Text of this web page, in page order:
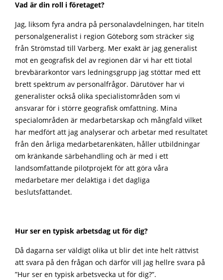
Vad är din roll i företaget?
Jag, liksom fyra andra på personalavdelningen, har titeln
personalgeneralist i region Göteborg som sträcker sig
från Strömstad till Varberg. Mer exakt är jag generalist
mot en geografisk del av regionen där vi har ett tiotal
brevbärarkontor vars ledningsgrupp jag stöttar med ett
brett spektrum av personalfrågor. Därutöver har vi
generalister också olika specialistområden som vi
ansvarar för i större geografisk omfattning. Mina
specialområden är medarbetarskap och mångfald vilket
har medfört att jag analyserar och arbetar med resultatet
från den årliga medarbetarenkäten, håller utbildningar
om kränkande särbehandling och är med i ett
landsomfattande pilotprojekt för att göra våra
medarbetare mer delaktiga i det dagliga
beslutsfattandet.
Hur ser en typisk arbetsdag ut för dig?
Då dagarna ser väldigt olika ut blir det inte helt rättvist
att svara på den frågan och därför vill jag hellre svara på
”Hur ser en typisk arbetsvecka ut för dig?”.